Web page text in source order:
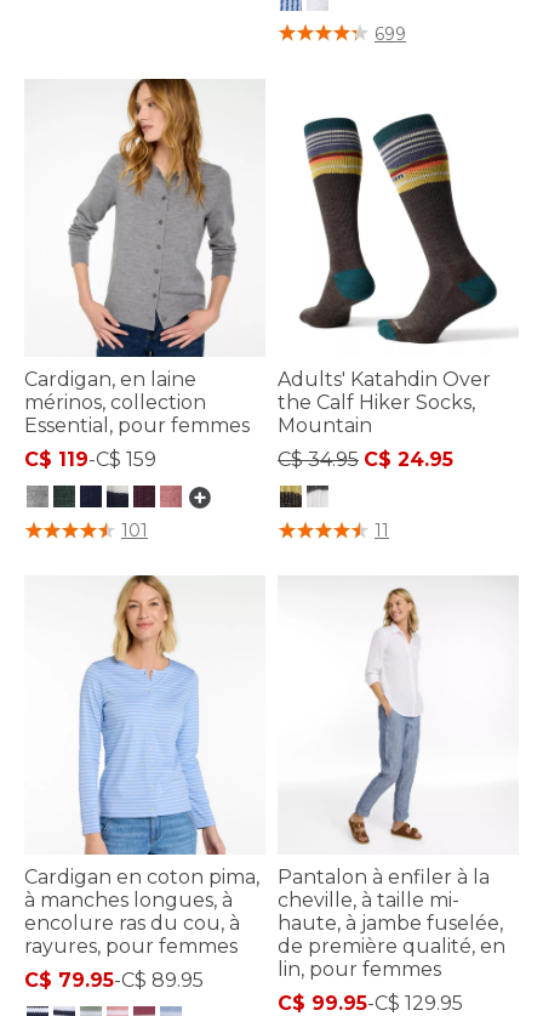
3,4 sur 5 Évaluation des clients
699
Cardigan, en laine
mérinos, collection
Essential, pour femmes
C$ 119-C$ 159
4,4 sur 5 Évaluation des clients
101
Adults' Katahdin Over
the Calf Hiker Socks,
Mountain
Price reduced from
C$ 34.95to
C$ 24.95
4,9 sur 5 Évaluation des clients
11
Cardigan en coton pima,
à manches longues, à
encolure ras du cou, à
rayures, pour femmes
C$ 79.95-C$ 89.95
Pantalon à enfiler à la
cheville, à taille mi-
haute, à jambe fuselée,
de première qualité, en
lin, pour femmes
C$ 99.95-C$ 129.95